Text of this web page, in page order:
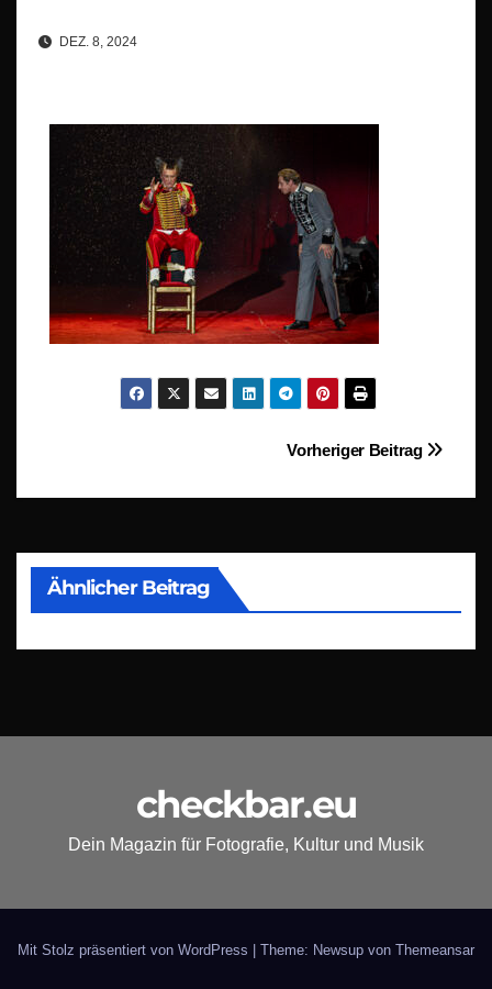
DEZ. 8, 2024
Beitragsnavigation
Vorheriger Beitrag
Ähnlicher Beitrag
checkbar.eu
Dein Magazin für Fotografie, Kultur und Musik
Mit Stolz präsentiert von WordPress | Theme: Newsup von Themeansar